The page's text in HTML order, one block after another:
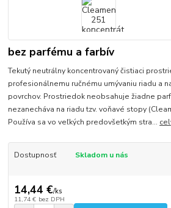
bez parfému a farbív
Tekutý neutrálny koncentrovaný čistiaci
profesionálnemu ručnému umývaniu riadu a
povrchov. Prostriedok neobsahuje žiadne
nezanecháva na riadu tzv. voňavé stopy
Používa sa vo veľkých predovšetkým stra...
Dostupnosť Skladom u nás
14,44 €/ks
11,74 € bez DPH